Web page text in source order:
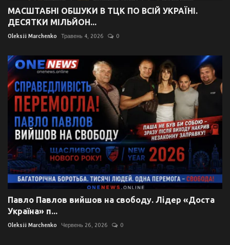
МАСШТАБНІ ОБШУКИ В ТЦК ПО ВСІЙ УКРАЇНІ.
ДЕСЯТКИ МІЛЬЙОН...
Oleksii Marchenko Травень 4, 2026 0
Павло Павлов вийшов на свободу. Лідер «Доста
Україна» п...
Oleksii Marchenko Червень 26, 2026 0